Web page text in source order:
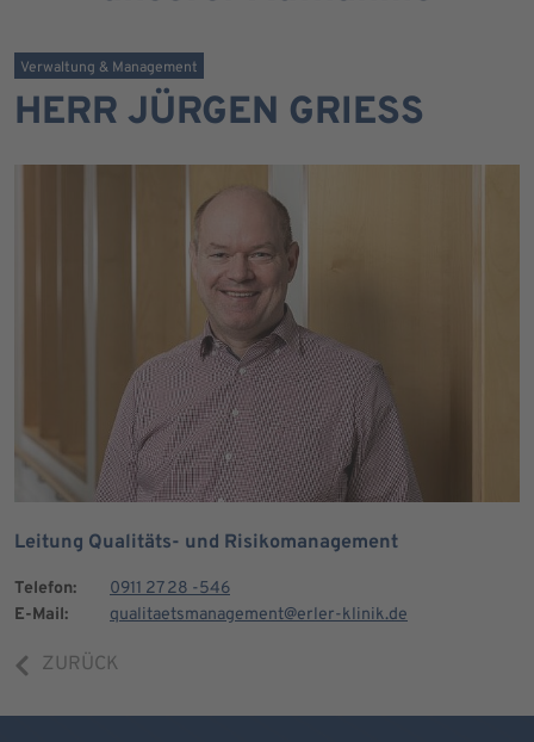
Verwaltung & Management
HERR JÜRGEN GRIESS
Leitung Qualitäts- und Risikomanagement
Telefon:
0911 27 28 -546
E-Mail:
qualitaetsmanagement@erler-klinik.de
ZURÜCK